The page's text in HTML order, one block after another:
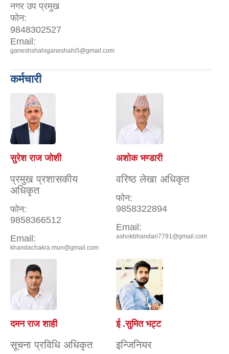
नगर उप प्रमुख
फोन:
9848302527
Email:
ganeshshahiganeshahi5@gmail.com
कर्मचारी
सुरेश राज जोशी
प्रमुख प्रशासकीय
अधिकृत
फोन:
9858366512
Email:
khandachakra.mun@gmail.com
अशाेक भण्डारी
वरिष्ठ लेखा अधिकृत
फोन:
9858322894
Email:
ashokbhandari7791@gmail.com
दमन राज शाही
सूचना प्रविधि अधिकृत
ई .सुमित भट्ट
इन्जिनियर